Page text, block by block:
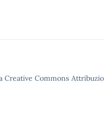
Creative Commons